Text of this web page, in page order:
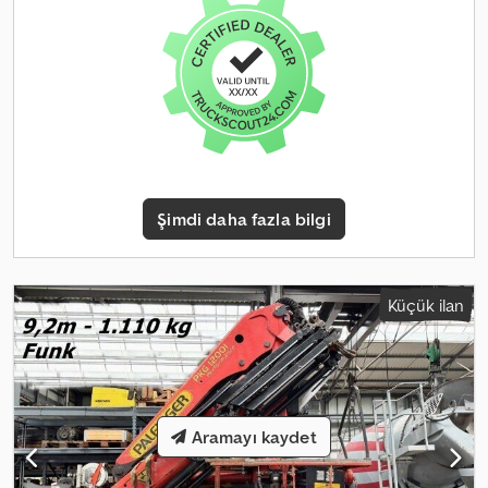
No: 129. Heinhuis'in tüm reklamları, teklifleri ve fiyatları ile Heinhuis
tarafından yapılan tüm sözleşmeler ve bu sözleşmelere dayanan
müzakereler için Heinhuis'in Genel İş Koşulları geçerlidir. Her türlü
iletişim yoluyla, Heinhuis'in Genel İş Koşulları'nın geçerliliğini kabul
etmiş ve bu koşulların içeriğinden haberdar olduğunuzu
onaylamış olursunuz. Fiyatlarımız net ihracat fiyatlarıdır. = Ek
Bilgiler = Üretim yılı: 2021 Teknik durumu: çok iyi Crsdjzqfyzopfx
Şimdi daha fazla bilgi
Küçük ilan
Aramayı kaydet